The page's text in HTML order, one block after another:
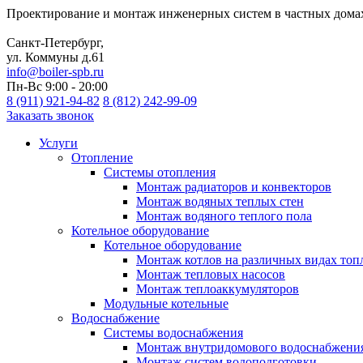
Проектирование и монтаж инженерных систем в частных
Санкт-Петербург,
ул. Коммуны д.61
info@boiler-spb.ru
Пн-Вс 9:00 - 20:00
8 (911) 921-94-82 8 (812) 242-99-09
Заказать звонок
Услуги
Отопление
Системы отопления
Монтаж радиаторов и конвекторов
Монтаж водяных теплых стен
Монтаж водяного теплого пола
Котельное оборудование
Котельное оборудование
Монтаж котлов на различных видах
Монтаж тепловых насосов
Монтаж теплоаккумуляторов
Модульные котельные
Водоснабжение
Системы водоснабжения
Монтаж внутридомового